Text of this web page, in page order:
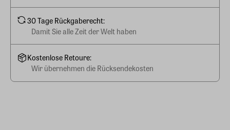
30 Tage Rückgaberecht:
Damit Sie alle Zeit der Welt haben
Kostenlose Retoure:
Wir übernehmen die Rücksendekosten